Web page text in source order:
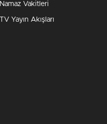
Namaz Vakitleri
TV Yayın Akışları